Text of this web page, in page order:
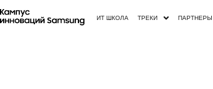
ИТ ШКОЛА ТРЕКИ ПАРТНЕРЫ